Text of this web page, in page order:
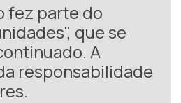
fez parte do
que se
A
responsabilidade